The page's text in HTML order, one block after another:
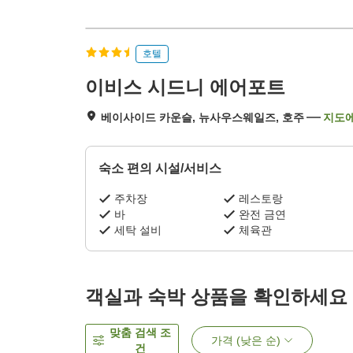
호텔
이비스 시드니 에어포트
베이사이드 카운슬, 뉴사우스웨일즈, 호주 지도
숙소 편의 시설/서비스
주차장
레스토랑
바
완전 금연
세탁 설비
체육관
객실과 숙박 상품을 확인하세요
맞춤 검색 조
건
가격 (낮은 순)